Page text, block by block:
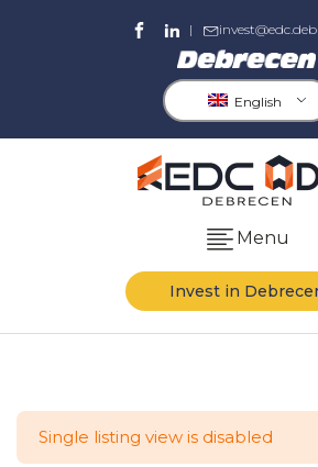
|
English
Menu
Invest in
Single listing view is disabled